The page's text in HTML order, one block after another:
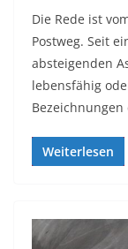
Die Rede ist
Postweg. Seit
absteigenden
lebensfähig
Weiterlesen